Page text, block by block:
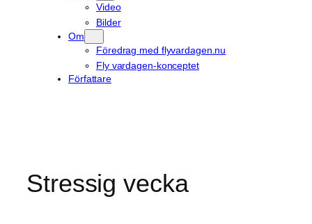
Video
Bilder
Om
Föredrag med flyvardagen.nu
Fly vardagen-konceptet
Författare
Stressig vecka